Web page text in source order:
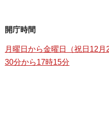
開庁時間
月曜日から金曜日（祝日12
30分から17時15分